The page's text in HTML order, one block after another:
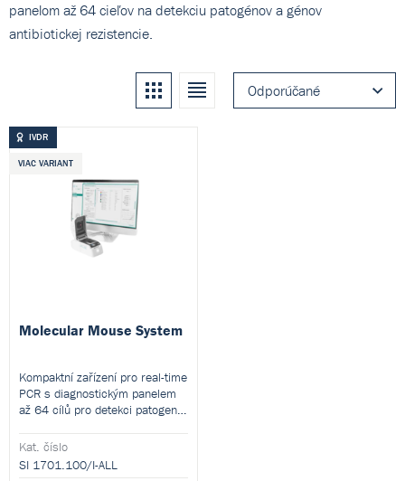
panelom až 64 cieľov na detekciu patogénov a génov
antibiotickej rezistencie.
Odporúčané
Kachle Zoznam
IVDR
VIAC VARIANT
Molecular Mouse System
Kompaktní zařízení pro real-time
PCR s diagnostickým panelem
až 64 cílů pro detekci patogenů
výsledky do 60 minut.
Kat. číslo
SI 1701.100/I-ALL